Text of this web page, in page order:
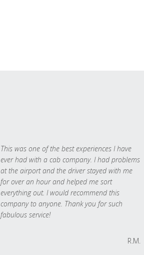
This was one of the best experiences I have
ever had with a cab company. I had problems
at the airport and the driver stayed with me
for over an hour and helped me sort
everything out. I would recommend this
company to anyone. Thank you for such
fabulous service!
R.M.